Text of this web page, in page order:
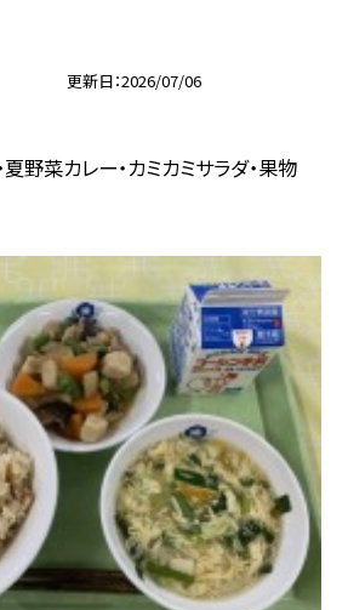
更新日 2026/07/06
夏野菜カレー・カミカミサラダ・果物